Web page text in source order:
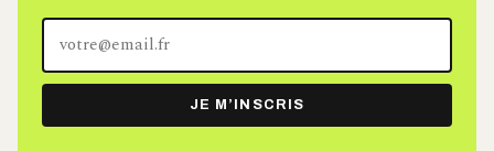
Votre
adresse
e-
mail
JE M’INSCRIS